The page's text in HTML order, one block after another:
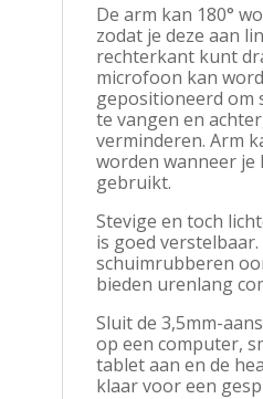
De arm kan 180°
zodat je deze aan
rechterkant kunt
microfoon kan
gepositioneerd om
te vangen en
verminderen. Arm
worden wanneer je
gebruikt.
Stevige en toch
is goed
schuimrubberen
bieden urenlang
Sluit de 3,5mm-
op een computer,
tablet aan en de
klaar voor een